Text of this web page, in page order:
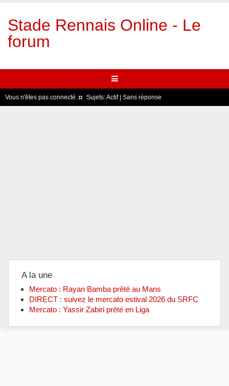
Stade Rennais Online - Le
forum
Vous n'êtes pas connecté. Sujets:Actif| Sans réponse
A la une
Mercato : Rayan Bamba prêté au Mans
DIRECT : suivez le mercato estival 2026 du SRFC
Mercato : Yassir Zabiri prêté en Liga